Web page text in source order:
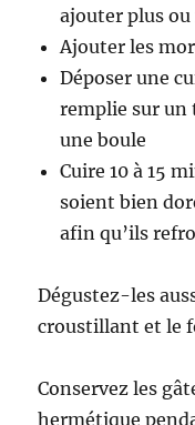
ajouter plus
Ajouter les
Déposer une
remplie sur un
une boule
Cuire 10 à 15
soient bien
afin qu’ils
Dégustez-les
croustillant et le
Conservez les
hermétique